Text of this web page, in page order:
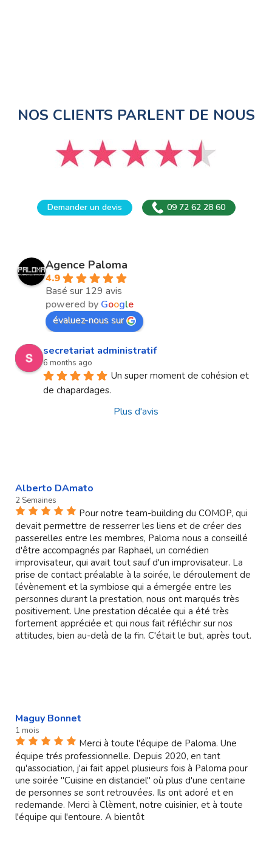
NOS CLIENTS PARLENT DE NOUS
Demander un devis 09 72 62 28 60
Agence Paloma
4.9
Basé sur 129 avis
powered by Google
évaluez-nous sur
secretariat administratif
6 months ago
Un super moment de cohésion et
de chapardages.
Plus d'avis
Alberto DAmato
2 Semaines
Pour notre team-building du COMOP, qui
devait permettre de resserrer les liens et de créer des
passerelles entre les membres, Paloma nous a conseillé
d'être accompagnés par Raphaël, un comédien
improvisateur, qui avait tout sauf d'un improvisateur. La
prise de contact préalable à la soirée, le déroulement de
l’évènement et la symbiose qui a émergée entre les
personnes durant la prestation, nous ont marqués très
positivement. Une prestation décalée qui a été très
fortement appréciée et qui nous fait réfléchir sur nos
attitudes, bien au-delà de la fin. C'était le but, après tout.
Maguy Bonnet
1 mois
Merci à toute l'équipe de Paloma. Une
équipe trés professionnelle. Depuis 2020, en tant
qu'association, j'ai fait appel plusieurs fois à Paloma pour
une soirée "Cuisine en distanciel" où plus d'une centaine
de personnes se sont retrouvées. Ils ont adoré et en
redemande. Merci à Clèment, notre cuisinier, et à toute
l'équipe qui l'entoure. A bientôt